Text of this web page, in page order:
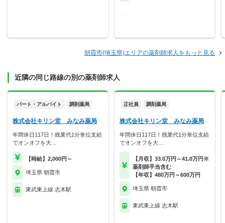
朝霞市(埼玉県)エリアの薬剤師求人をもっと見る
近隣の同じ路線の別の薬剤師求人
パート・アルバイト 調剤薬局
株式会社キリン堂 みなみ薬局
年間休日117日！残業代1分単位支給
でオンオフを大…
【時給】2,000円～
埼玉県 朝霞市
東武東上線 志木駅
正社員 調剤薬局
株式会社キリン堂 みなみ薬局
年間休日117日！残業代1分単位支給
でオンオフを大…
【月収】33.0万円～41.0万円※
薬剤師手当含む
【年収】480万円～600万円
埼玉県 朝霞市
東武東上線 志木駅